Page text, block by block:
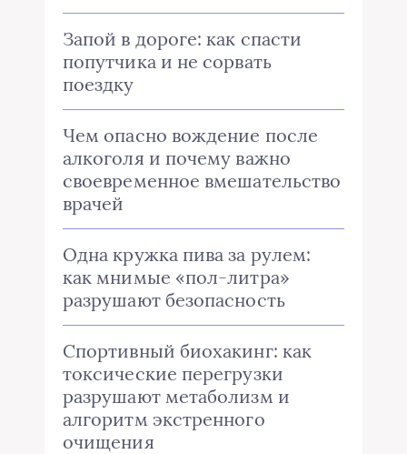
Запой в дороге: как спасти
попутчика и не сорвать
поездку
Чем опасно вождение после
алкоголя и почему важно
своевременное вмешательство
врачей
Одна кружка пива за рулем:
как мнимые «пол-литра»
разрушают безопасность
Спортивный биохакинг: как
токсические перегрузки
разрушают метаболизм и
алгоритм экстренного
очищения